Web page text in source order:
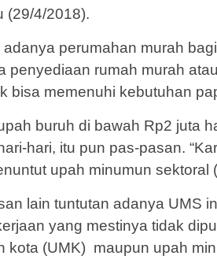
(29/4/2018).
perumahan murah
penyediaan rumah murah
bisa memenuhi kebutuhan
buruh di bawah Rp2 juta
hari, itu pun pas-pasan.
upah minumun sektoral
lain tuntutan adanya UMS
yang mestinya tidak
kota (UMK) maupun upah